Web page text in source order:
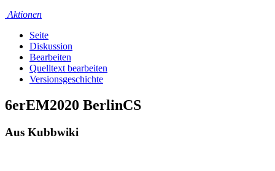
Aktionen
Seite
Diskussion
Bearbeiten
Quelltext bearbeiten
Versionsgeschichte
6erEM2020 BerlinCS
Aus Kubbwiki